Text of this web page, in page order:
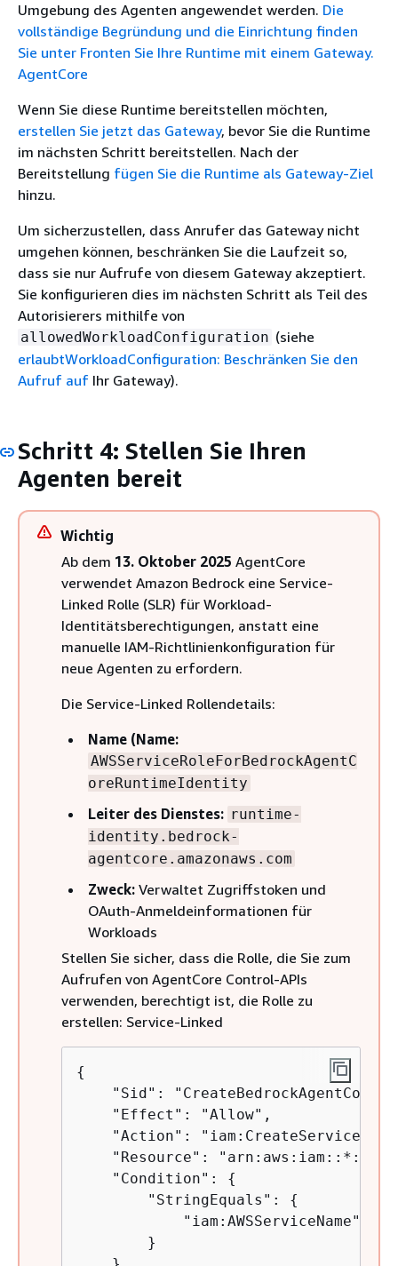
Umgebung des Agenten angewendet werden. Die
vollständige Begründung und die Einrichtung finden
Sie unter Fronten Sie Ihre Runtime mit einem Gateway.
AgentCore
Wenn Sie diese Runtime bereitstellen möchten,
erstellen Sie jetzt das Gateway, bevor Sie die Runtime
im nächsten Schritt bereitstellen. Nach der
Bereitstellung fügen Sie die Runtime als Gateway-Ziel
hinzu.
Um sicherzustellen, dass Anrufer das Gateway nicht
umgehen können, beschränken Sie die Laufzeit so,
dass sie nur Aufrufe von diesem Gateway akzeptiert.
Sie konfigurieren dies im nächsten Schritt als Teil des
Autorisierers mithilfe von
allowedWorkloadConfiguration (siehe
erlaubtWorkloadConfiguration: Beschränken Sie den
Aufruf auf Ihr Gateway).
Schritt 4: Stellen Sie Ihren
Agenten bereit
Wichtig
Ab dem 13. Oktober 2025 AgentCore
verwendet Amazon Bedrock eine Service-
Linked Rolle (SLR) für Workload-
Identitätsberechtigungen, anstatt eine
manuelle IAM-Richtlinienkonfiguration für
neue Agenten zu erfordern.
Die Service-Linked Rollendetails:
Name (Name:
AWSServiceRoleForBedrockAgentC
oreRuntimeIdentity
Leiter des Dienstes: runtime-
identity.bedrock-
agentcore.amazonaws.com
Zweck: Verwaltet Zugriffstoken und
OAuth-Anmeldeinformationen für
Workloads
Stellen Sie sicher, dass die Rolle, die Sie zum
Aufrufen von AgentCore Control-APIs
verwenden, berechtigt ist, die Rolle zu
erstellen: Service-Linked
{
"Sid":
    "Effect": "Allow",
"Action":
"Resource":
    "Condition":
{
        "StringEquals":
{
"iam:AWSServiceName":
        }